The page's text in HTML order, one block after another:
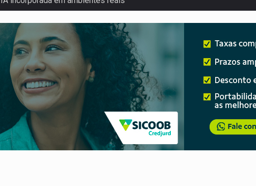
com bomba nuclear espacial
Amarok
jantar favorito
pouco dinheiro e virar fonte de renda
e posição estratégica na América do Sul
sozinho
alagadas da Amazônia
o aparelho antes